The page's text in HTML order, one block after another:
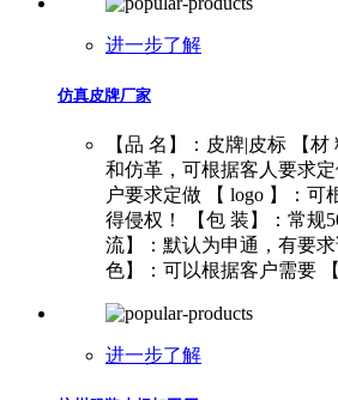
进一步了解
仿真皮牌厂家
【品 名】：皮牌|皮标 【
和仿革，可根据客人要求
户要求定做 【 logo 】：可
得侵权！ 【包 装】：常规
流】：默认为申通，有要
色】：可以根据客户需要
进一步了解